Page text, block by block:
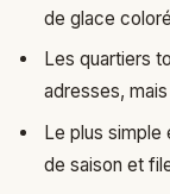
de glace
Les quartiers
adresses,
Le plus simple
de saison et